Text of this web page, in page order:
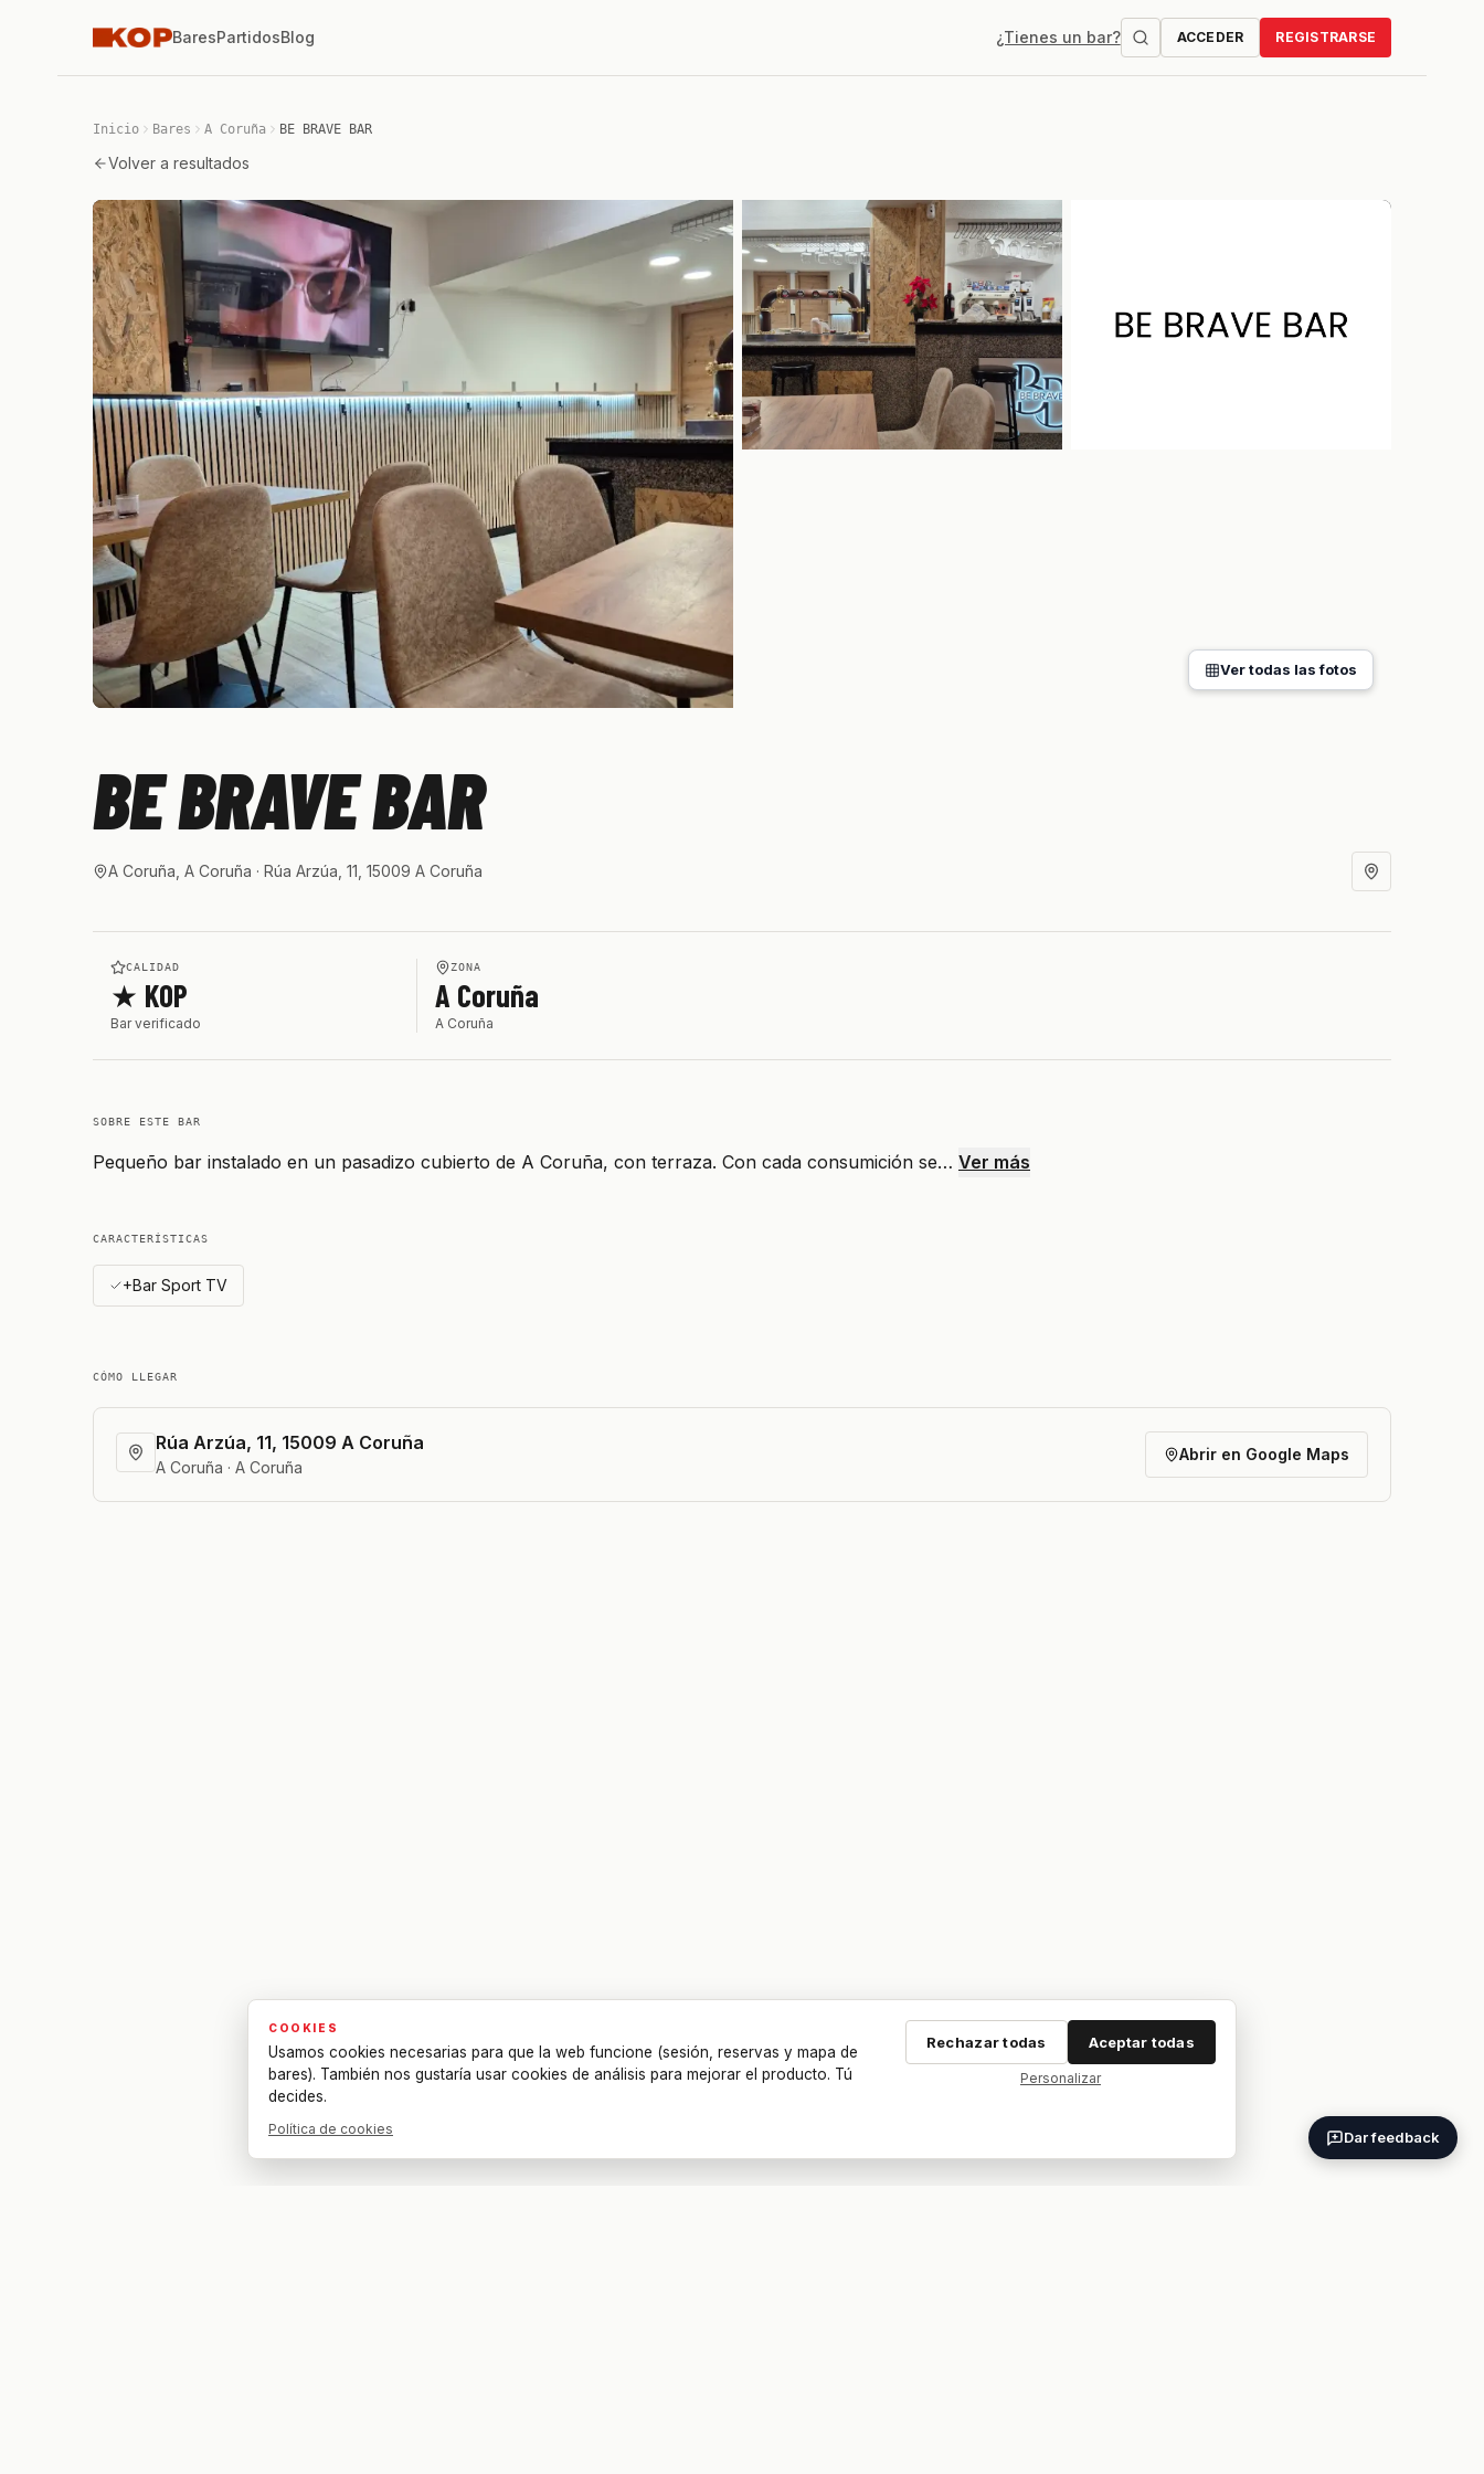
BaresPartidosBlog ¿Tienes un bar? ACCEDER REGISTRARSE
Inicio Bares A Coruña BE BRAVE BAR
Volver a resultados
Ver todas las fotos
BE BRAVE BAR
A Coruña, A Coruña · Rúa Arzúa, 11, 15009 A Coruña
CALIDAD
★ KOP
Bar verificado
ZONA
A Coruña
A Coruña
SOBRE ESTE BAR
Pequeño bar instalado en un pasadizo cubierto de A Coruña, con terraza. Con cada consumición se… Ver más
CARACTERÍSTICAS
+Bar Sport TV
CÓMO LLEGAR
Rúa Arzúa, 11, 15009 A Coruña
A Coruña · A Coruña
Abrir en Google Maps
Dar feedback
COOKIES
Usamos cookies necesarias para que la web funcione (sesión, reservas y mapa de
bares). También nos gustaría usar cookies de análisis para mejorar el producto. Tú
decides.
Política de cookies
Rechazar todas Aceptar todas
Personalizar